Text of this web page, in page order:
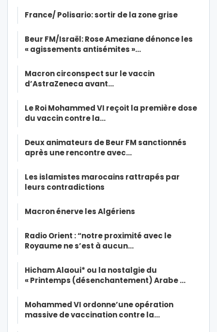
France/ Polisario: sortir de la zone grise
Beur FM/Israël: Rose Ameziane dénonce les
« agissements antisémites »…
Macron circonspect sur le vaccin
d’AstraZeneca avant…
Le Roi Mohammed VI reçoit la première dose
du vaccin contre la…
Deux animateurs de Beur FM sanctionnés
après une rencontre avec…
Les islamistes marocains rattrapés par
leurs contradictions
Macron énerve les Algériens
Radio Orient : “notre proximité avec le
Royaume ne s’est à aucun…
Hicham Alaoui* ou la nostalgie du
« Printemps (désenchantement) Arabe …
Mohammed VI ordonne’une opération
massive de vaccination contre la…